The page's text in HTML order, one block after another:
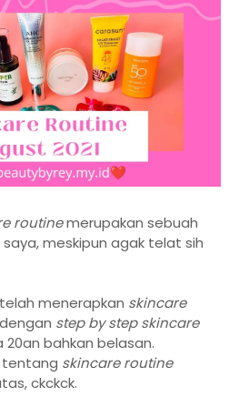
routinemerupakan sebuah
meskipun agak telat sih
menerapkan skincare
step by step skincare
20an bahkan belasan.
tentang skincare routine
ckckck.